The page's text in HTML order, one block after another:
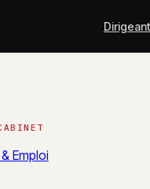
Emploi